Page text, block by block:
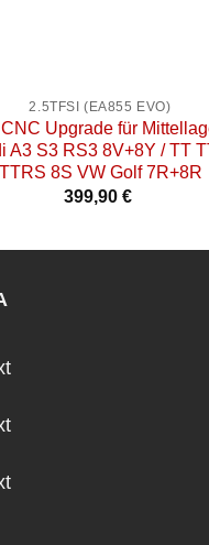
2.5TFSI (EA855 EVO)
Upgrade für
A3 S3 RS3 8V+8Y / TT
TTRS 8S VW Golf 7R+8R
399,90 €